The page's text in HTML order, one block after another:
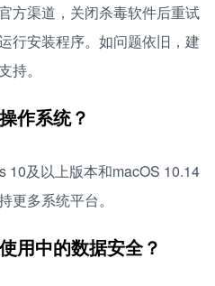
方渠道，关闭杀毒软件后重试
行安装程序。如问题依旧，建
持。
作系统？
10及以上版本和macOS 10.14
更多系统平台。
用中的数据安全？